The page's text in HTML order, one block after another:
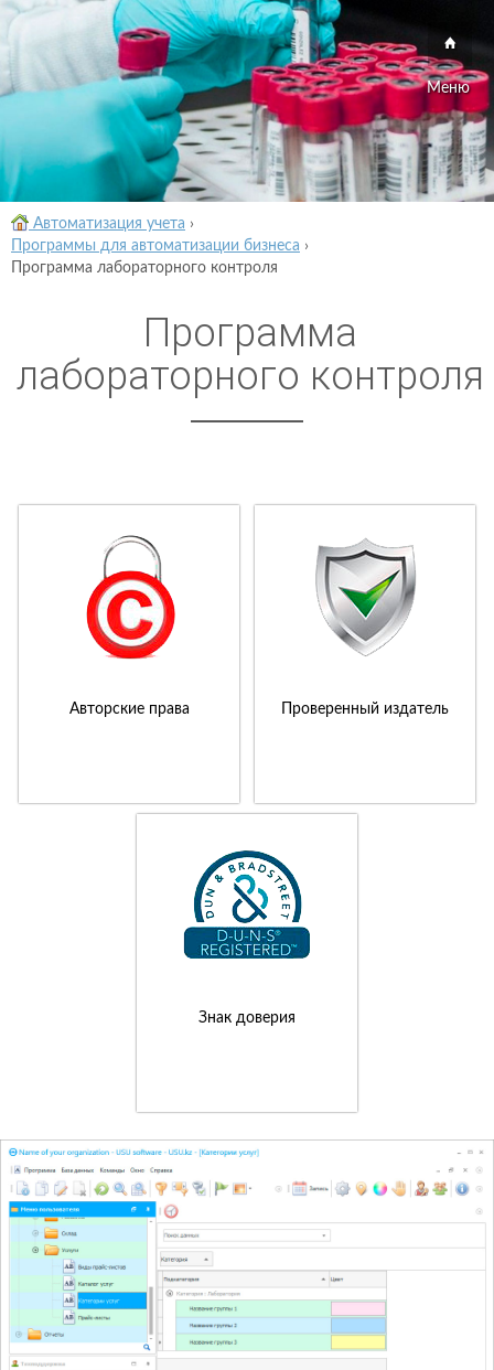
Меню
Автоматизация учета ›
Программы для автоматизации бизнеса ›
Программа лабораторного контроля
Программа
лабораторного контроля
Авторские права Проверенный издатель
Знак доверия